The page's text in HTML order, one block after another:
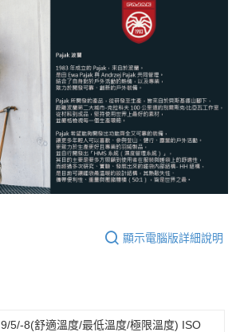
顯示電腦版詳細說明
9/5/-8(舒適溫度/最低溫度/極限溫度) ISO